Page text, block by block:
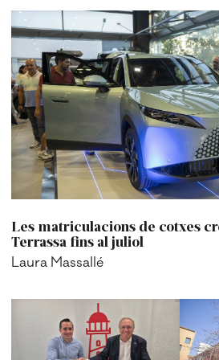
Les matriculacions de cotxes
Terrassa fins al juliol
Laura Massallé